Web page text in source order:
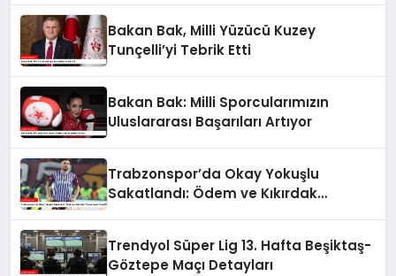
Bakan Bak, Milli Yüzücü Kuzey
Tunçelli’yi Tebrik Etti
Bakan Bak: Milli Sporcularımızın
Uluslararası Başarıları Artıyor
Trabzonspor’da Okay Yokuşlu
Sakatlandı: Ödem ve Kıkırdak
Trendyol Süper Lig 13. Hafta Beşiktaş-
Göztepe Maçı Detayları